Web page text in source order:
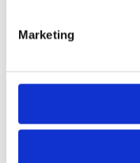
Marketing